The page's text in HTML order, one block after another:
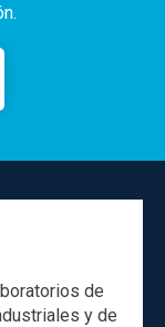
de
y de